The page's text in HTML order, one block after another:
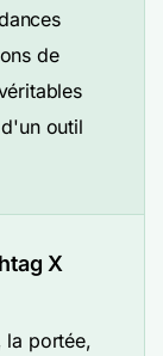
de
outil
X
la portée,